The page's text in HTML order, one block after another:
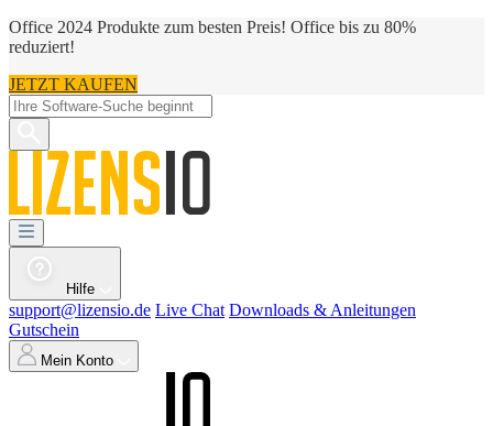
Office 2024 Produkte zum besten Preis! Office bis zu 80%
reduziert!
JETZT KAUFEN
Hilfe
support@lizensio.de Live Chat Downloads & Anleitungen
Gutschein
Mein Konto